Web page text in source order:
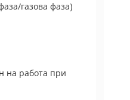
газова фаза)
на работа при